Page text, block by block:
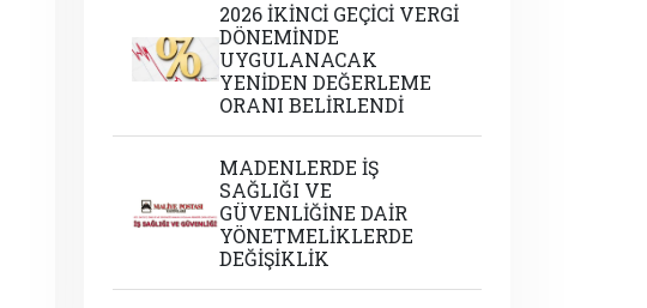
2026 İKİNCİ GEÇİCİ VERGİ
DÖNEMİNDE
UYGULANACAK
YENİDEN DEĞERLEME
ORANI BELİRLENDİ
MADENLERDE İŞ
SAĞLIĞI VE
GÜVENLİĞİNE DAİR
YÖNETMELİKLERDE
DEĞİŞİKLİK